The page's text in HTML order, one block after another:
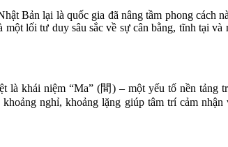
Bản lại là quốc gia đã nâng tầm phong cách
lối tư duy sâu sắc về sự cân bằng, tĩnh tại và
khái niệm “Ma” (間) – một yếu tố nền tảng
nghỉ, khoảng lặng giúp tâm trí cảm nhận